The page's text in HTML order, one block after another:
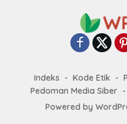
Indeks Kode Etik
Pedoman Media Siber
Powered by